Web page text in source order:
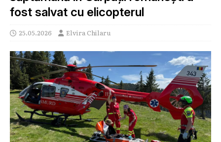
fost salvat cu elicopterul
25.05.2026 Elvira Chilaru